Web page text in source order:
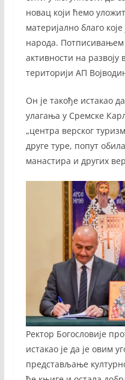
новац који ћемо
материјално благо
народа. Потписивањем
активности на развоју
територији АП
Он је такође истакао
улагања у Сремске
„центра верског
друге туре, попут
манастира и других
Ректор Богословије
истакао је да је овим
представљање